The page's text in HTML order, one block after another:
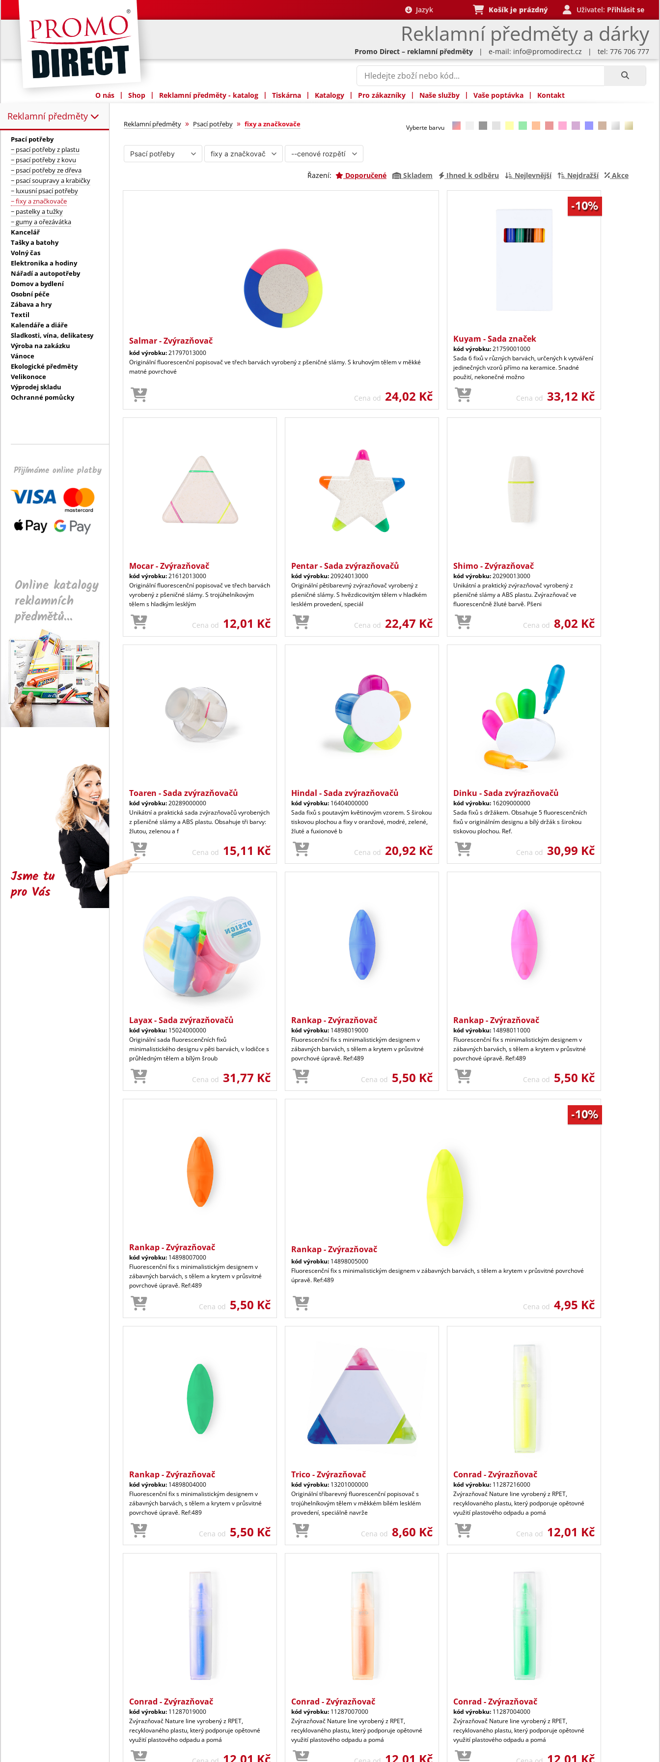
Reklamní předměty a dárky
Jazyk Košík je prázdný Uživatel: Přihlásit se
Promo Direct – reklamní předměty | e-mail: info@promodirect.cz | tel: 776 706 777
O nás | Shop | Reklamní předměty - katalog | Tiskárna | Katalogy | Pro zákazníky | Naše služby | Vaše poptávka | Kontakt
Reklamní předměty
Reklamní předměty:
Psací potřeby
− psací potřeby z plastu
− psací potřeby z kovu
− psací potřeby ze dřeva
− psací soupravy a krabičky
− luxusní psací potřeby
− fixy a značkovače
− pastelky a tužky
− gumy a ořezávátka
Kancelář
Tašky a batohy
Volný čas
Elektronika a hodiny
Nářadí a autopotřeby
Domov a bydlení
Osobní péče
Zábava a hry
Textil
Kalendáře a diáře
Sladkosti, vína, delikatesy
Výroba na zakázku
Vánoce
Ekologické předměty
Velikonoce
Výprodej skladu
Ochranné pomůcky
Přijímáme online platby
Online katalogy
reklamních
předmětů...
Jsme tu
pro Vás
fixy a značkovače
Reklamní předměty » Psací potřeby » fixy a značkovače Vyberte barvu
Řazení: Doporučené Skladem Ihned k odběru Nejlevnější Nejdražší Akce
Salmar - Zvýrazňovač
kód výrobku:21797013000
Originální fluorescenční popisovač ve třech barvách vyrobený z pšeničné slámy. S kruhovým tělem v měkké
matné povrchové
Cena od 24,02 Kč
Kuyam - Sada značek
kód výrobku:21759001000
Sada 6 fixů v různých barvách, určených k vytváření
jedinečných vzorů přímo na keramice. Snadné
použití, nekonečné možno
Cena od 33,12 Kč
Mocar - Zvýrazňovač
kód výrobku:21612013000
Originální fluorescenční popisovač ve třech barvách
vyrobený z pšeničné slámy. S trojúhelníkovým
tělem s hladkým lesklým
Cena od 12,01 Kč
Pentar - Sada zvýrazňovačů
kód výrobku:20924013000
Originální pětibarevný zvýrazňovač vyrobený z
pšeničné slámy. S hvězdicovitým tělem v hladkém
lesklém provedení, speciál
Cena od 22,47 Kč
Shimo - Zvýrazňovač
kód výrobku:20290013000
Unikátní a praktický zvýrazňovač vyrobený z
pšeničné slámy a ABS plastu. Zvýrazňovač ve
fluorescenčně žluté barvě. Pšeni
Cena od 8,02 Kč
Toaren - Sada zvýrazňovačů
kód výrobku:20289000000
Unikátní a praktická sada zvýrazňovačů vyrobených
z pšeničné slámy a ABS plastu. Obsahuje tři barvy:
žlutou, zelenou a f
Cena od 15,11 Kč
Hindal - Sada zvýrazňovačů
kód výrobku: 16404000000
Sada fixů s poutavým květinovým vzorem. S širokou
tiskovou plochou a fixy v oranžové, modré, zelené,
žluté a fuxionové b
Cena od 20,92 Kč
Dinku - Sada zvýrazňovačů
kód výrobku: 16209000000
Sada fixů s držákem. Obsahuje 5 fluorescenčních
fixů v originálním designu a bílý držák s širokou
tiskovou plochou. Ref.
Cena od 30,99 Kč
Layax - Sada zvýrazňovačů
kód výrobku: 15024000000
Originální sada fluorescenčních fixů
minimalistického designu v pěti barvách, v lodičce s
průhledným tělem a bílým šroub
Cena od 31,77 Kč
Rankap - Zvýrazňovač
kód výrobku: 14898019000
Fluorescenční fix s minimalistickým designem v
zábavných barvách, s tělem a krytem v průsvitné
povrchové úpravě. Ref:489
Cena od 5,50 Kč
Rankap - Zvýrazňovač
kód výrobku: 14898011000
Fluorescenční fix s minimalistickým designem v
zábavných barvách, s tělem a krytem v průsvitné
povrchové úpravě. Ref:489
Cena od 5,50 Kč
Rankap - Zvýrazňovač
kód výrobku: 14898007000
Fluorescenční fix s minimalistickým designem v
zábavných barvách, s tělem a krytem v průsvitné
povrchové úpravě. Ref:489
Cena od 5,50 Kč
Rankap - Zvýrazňovač
kód výrobku: 14898005000
Fluorescenční fix s minimalistickým designem v zábavných barvách, s tělem a krytem v průsvitné povrchové
úpravě. Ref:489
Cena od 4,95 Kč
Rankap - Zvýrazňovač
kód výrobku: 14898004000
Fluorescenční fix s minimalistickým designem v
zábavných barvách, s tělem a krytem v průsvitné
povrchové úpravě. Ref:489
Cena od 5,50 Kč
Trico - Zvýrazňovač
kód výrobku: 13201000000
Originální tříbarevný fluorescenční popisovač s
trojúhelníkovým tělem v měkkém bílém lesklém
provedení, speciálně navrže
Cena od 8,60 Kč
Conrad - Zvýrazňovač
kód výrobku: 11287216000
Zvýrazňovač Nature line vyrobený z RPET,
recyklovaného plastu, který podporuje opětovné
využití plastového odpadu a pomá
Cena od 12,01 Kč
Conrad - Zvýrazňovač
kód výrobku: 11287019000
Zvýrazňovač Nature line vyrobený z RPET,
recyklovaného plastu, který podporuje opětovné
využití plastového odpadu a pomá
Conrad - Zvýrazňovač
kód výrobku: 11287007000
Zvýrazňovač Nature line vyrobený z RPET,
recyklovaného plastu, který podporuje opětovné
využití plastového odpadu a pomá
Conrad - Zvýrazňovač
kód výrobku: 11287004000
Zvýrazňovač Nature line vyrobený z RPET,
recyklovaného plastu, který podporuje opětovné
využití plastového odpadu a pomá